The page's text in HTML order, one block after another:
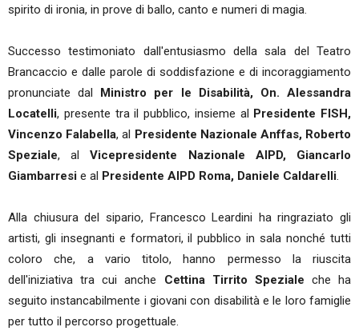
spirito di ironia, in prove di ballo, canto e numeri di magia.
Successo testimoniato dall'entusiasmo della sala del Teatro
Brancaccio e dalle parole di soddisfazione e di incoraggiamento
pronunciate dal Ministro per le Disabilità, On. Alessandra
Locatelli, presente tra il pubblico, insieme al Presidente FISH,
Vincenzo Falabella, al Presidente Nazionale Anffas, Roberto
Speziale, alVicepresidente Nazionale AIPD, Giancarlo
Giambarresi e al Presidente AIPD Roma, Daniele Caldarelli.
Alla chiusura del sipario, Francesco Leardini ha ringraziato gli
artisti, gli insegnanti e formatori, il pubblico in sala nonché tutti
coloro che, a vario titolo, hanno permesso la riuscita
dell'iniziativa tra cui anche Cettina Tirrito Speziale che ha
seguito instancabilmente i giovani con disabilità e le loro famiglie
per tutto il percorso progettuale.